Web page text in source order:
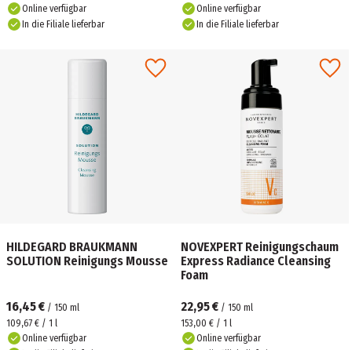
Online verfügbar
In die Filiale lieferbar
Online verfügbar
In die Filiale lieferbar
HILDEGARD BRAUKMANN
SOLUTION Reinigungs Mousse
16,45 € / 150 ml
109,67 € / 1 l
Online verfügbar
NOVEXPERT Reinigungschaum
Express Radiance Cleansing
Foam
22,95 € / 150 ml
153,00 € / 1 l
Online verfügbar